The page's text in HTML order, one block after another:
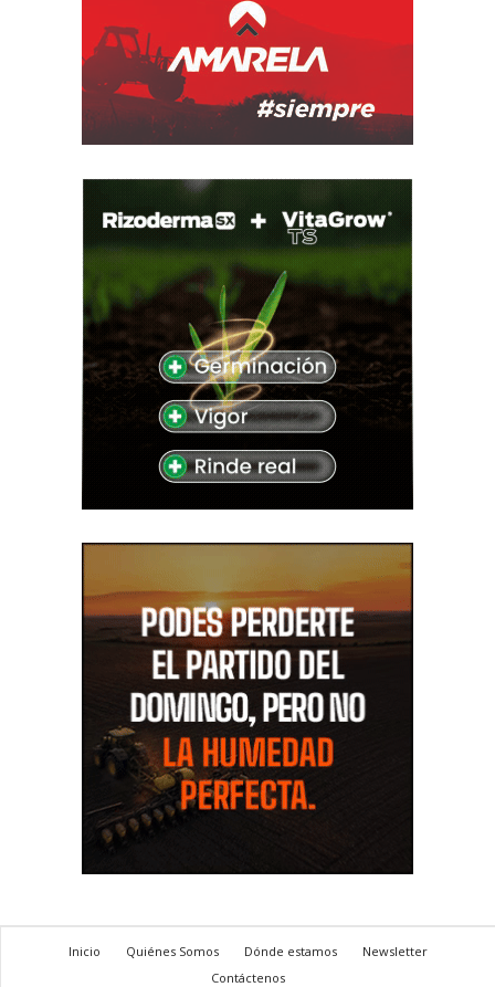
Inicio Quiénes Somos Dónde estamos
Newsletter
Contáctenos